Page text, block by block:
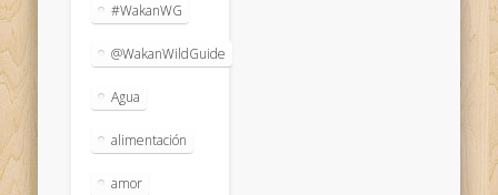
#WakanWG
@WakanWildGuide
Agua
alimentación
amor